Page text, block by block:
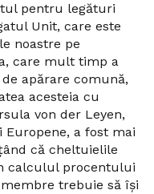
pentru legături
Unit, care este
noastre pe
care mult timp a
apărare comună,
acesteia cu
von der Leyen,
Europene, a fost mai
că cheltuielile
calculul procentului
trebuie să își